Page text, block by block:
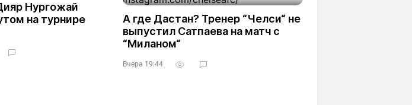
Нургожай
на турнире
А где Дастан? Тренер “Челси“ не
выпустил Сатпаева на матч с
“Миланом“
Вчера 19:44